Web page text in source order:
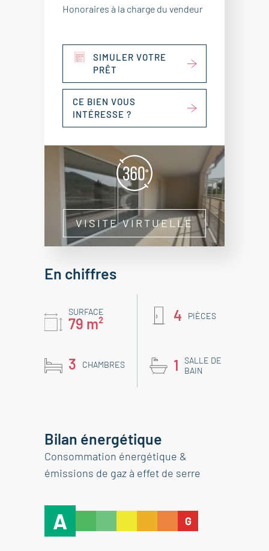
Honoraires à la charge du vendeur
SIMULER VOTRE
PRÊT
CE BIEN VOUS
INTÉRESSE ?
VISITE VIRTUELLE
En chiffres
SURFACE
79 m² 4 PIÈCES
3 CHAMBRES 1
SALLE DE
BAIN
Bilan énergétique
Consommation énergétique &
émissions de gaz à effet de serre
A G